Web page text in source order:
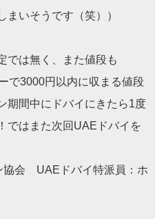
まいそうです（笑））
では無く、また値段も
で3000円以内に収まる値段
期間中にドバイにきたら1度
ではまた次回UAEドバイを
協会 UAEドバイ特派員：ホ